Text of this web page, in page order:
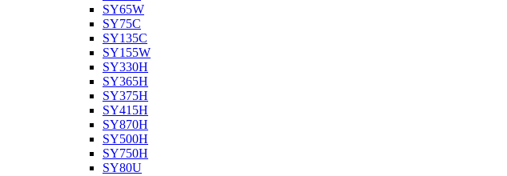
SY65W
SY75C
SY135C
SY155W
SY330H
SY365H
SY375H
SY415H
SY870H
SY500H
SY750H
SY80U